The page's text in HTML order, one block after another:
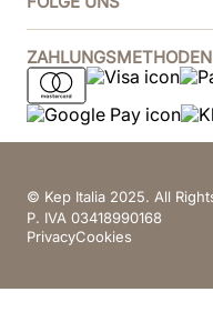
ZAHLUNGSMETHODEN
© Kep Italia 2025. All
P. IVA 03418990168
PrivacyCookies